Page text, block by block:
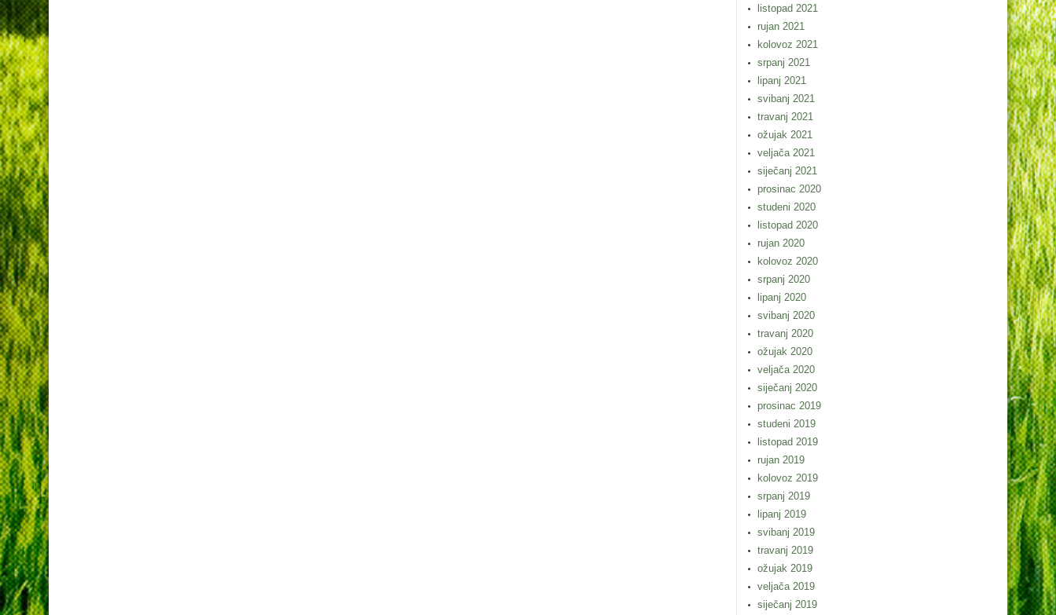
listopad 2021
rujan 2021
kolovoz 2021
srpanj 2021
lipanj 2021
svibanj 2021
travanj 2021
ožujak 2021
veljača 2021
siječanj 2021
prosinac 2020
studeni 2020
listopad 2020
rujan 2020
kolovoz 2020
srpanj 2020
lipanj 2020
svibanj 2020
travanj 2020
ožujak 2020
veljača 2020
siječanj 2020
prosinac 2019
studeni 2019
listopad 2019
rujan 2019
kolovoz 2019
srpanj 2019
lipanj 2019
svibanj 2019
travanj 2019
ožujak 2019
veljača 2019
siječanj 2019